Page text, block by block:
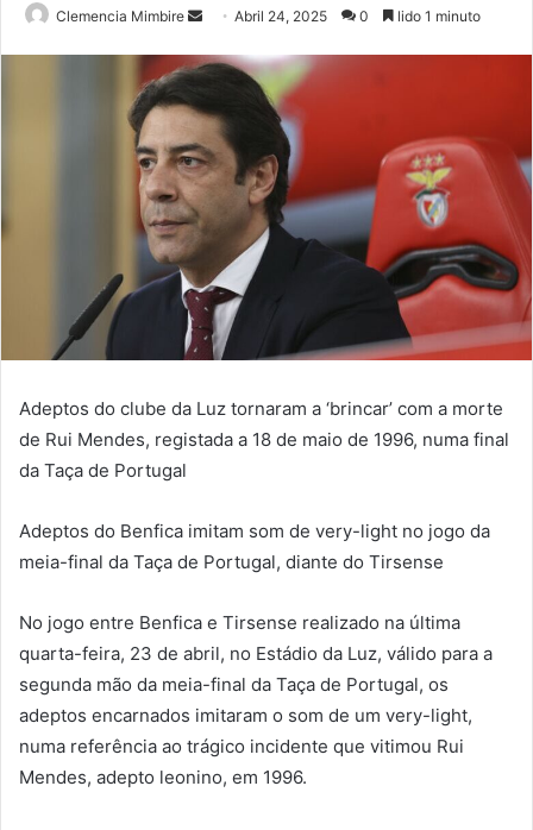
Clemencia Mimbire
Send
email
Abril 24, 2025 0 lido 1 minuto
Adeptos do clube da Luz tornaram a ‘brincar’ com a morte
de Rui Mendes, registada a 18 de maio de 1996, numa final
da Taça de Portugal
Adeptos do Benfica imitam som de very-light no jogo da
meia-final da Taça de Portugal, diante do Tirsense
No jogo entre Benfica e Tirsense realizado na última
quarta-feira, 23 de abril, no Estádio da Luz, válido para a
segunda mão da meia-final da Taça de Portugal, os
adeptos encarnados imitaram o som de um very-light,
numa referência ao trágico incidente que vitimou Rui
Mendes, adepto leonino, em 1996.